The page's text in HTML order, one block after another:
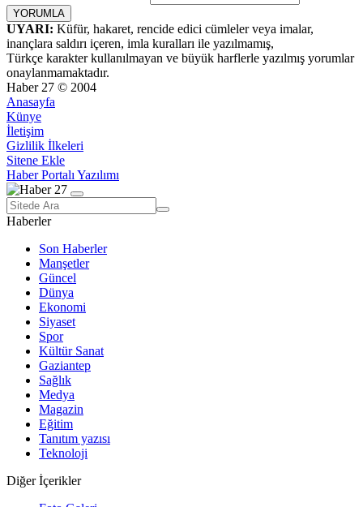
UYARI: Küfür, hakaret, rencide edici cümleler veya imalar,
inançlara saldırı içeren, imla kuralları ile yazılmamış,
Türkçe karakter kullanılmayan ve büyük harflerle yazılmış yorumlar
onaylanmamaktadır.
Haber 27 © 2004
Anasayfa
Künye
İletişim
Gizlilik İlkeleri
Sitene Ekle
Haber Portalı Yazılımı
Haberler
Son Haberler
Manşetler
Güncel
Dünya
Ekonomi
Siyaset
Spor
Kültür Sanat
Gaziantep
Sağlık
Medya
Magazin
Eğitim
Tanıtım yazısı
Teknoloji
Diğer İçerikler